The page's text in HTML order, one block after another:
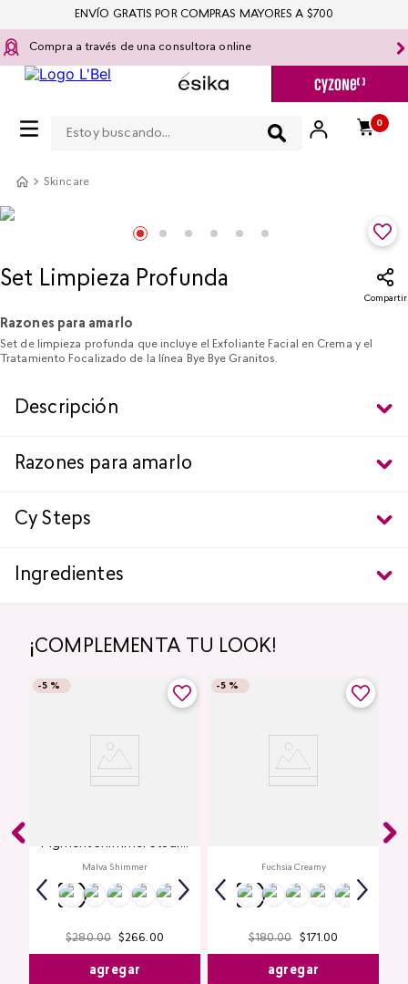
Compra a través de una consultora online
0
ENVÍO GRATIS POR COMPRAS MAYORES A $700
Skincare
Set Limpieza Profunda
Compartir
Razones para amarlo
Set de limpieza profunda que incluye el Exfoliante Facial en Crema y el
Tratamiento Focalizado de la línea Bye Bye Granitos.
Descripción
Razones para amarlo
Cy Steps
Ingredientes
¡COMPLEMENTA TU LOOK!
-5 %
Pigment Shimmer Studio
Look
Malva Shimmer
$280.00 $266.00
agregar
-5 %
Fuchsia Creamy
$180.00 $171.00
agregar